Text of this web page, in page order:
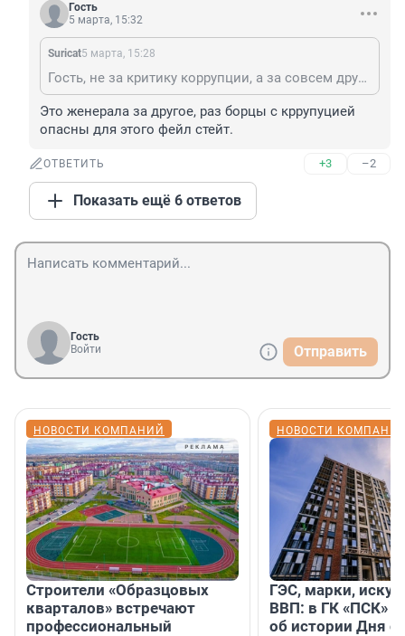
Гость
5 марта, 15:32
Suricat5 марта, 15:28
Гость, не за критику коррупции, а за совсем другое.
Это женерала за другое, раз борцы с кррупуцией
опасны для этого фейл стейт.
ОТВЕТИТЬ +3 –2
Показать ещё 6 ответов
Гость
Войти
Отправить
НОВОСТИ КОМПАНИЙ
Строители «Образцовых
кварталов» встречают
профессиональный
НОВОСТИ
ГЭС, марки,
ВВП: в ГК «ПСК»
об истории Дня